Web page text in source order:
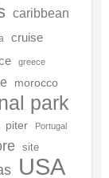
caribbean
cruise
greece
morocco
park
piter Portugal
site
USA